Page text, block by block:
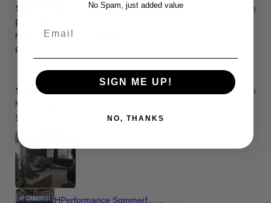
15 days ago
RS3 8P
Marcin J. Verified buyer
Polecam !
15 days ago
Marcin J.
Świetnie spedzony czas , Pozdrawiam
No Spam, just added value
SIGN ME UP!
NO, THANKS